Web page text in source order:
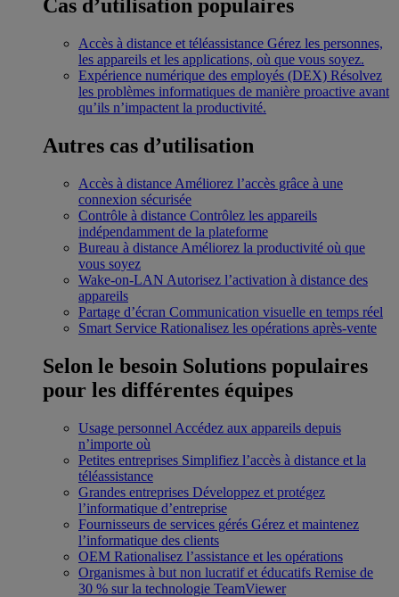
Cas d’utilisation populaires
Accès à distance et téléassistance Gérez les personnes,
les appareils et les applications, où que vous soyez.
Expérience numérique des employés (DEX) Résolvez
les problèmes informatiques de manière proactive avant
qu’ils n’impactent la productivité.
Autres cas d’utilisation
Accès à distance Améliorez l’accès grâce à une
connexion sécurisée
Contrôle à distance Contrôlez les appareils
indépendamment de la plateforme
Bureau à distance Améliorez la productivité où que
vous soyez
Wake-on-LAN Autorisez l’activation à distance des
appareils
Partage d’écran Communication visuelle en temps réel
Smart Service Rationalisez les opérations après-vente
Selon le besoin Solutions populaires
pour les différentes équipes
Usage personnel Accédez aux appareils depuis
n’importe où
Petites entreprises Simplifiez l’accès à distance et la
téléassistance
Grandes entreprises Développez et protégez
l’informatique d’entreprise
Fournisseurs de services gérés Gérez et maintenez
l’informatique des clients
OEM Rationalisez l’assistance et les opérations
Organismes à but non lucratif et éducatifs Remise de
30 % sur la technologie TeamViewer